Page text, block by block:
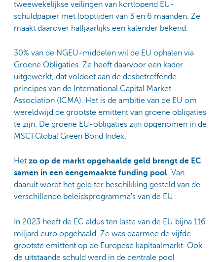
tweewekelijkse veilingen van kortlopend EU-
schuldpapier met looptijden van 3 en 6 maanden. Ze
maakt daarover halfjaarlijks een kalender bekend.
30% van de NGEU-middelen wil de EU ophalen via
Groene Obligaties. Ze heeft daarvoor een kader
uitgewerkt, dat voldoet aan de desbetreffende
principes van de International Capital Market
Association (ICMA). Het is de ambitie van de EU om
wereldwijd de grootste emittent van groene obligaties
te zijn. De groene EU-obligaties zijn opgenomen in de
MSCI Global Green Bond Index.
Het zo op de markt opgehaalde geld brengt de EC
samen in een eengemaakte funding pool. Van
daaruit wordt het geld ter beschikking gesteld van de
verschillende beleidsprogramma's van de EU.
In 2023 heeft de EC aldus ten laste van de EU bijna 116
miljard euro opgehaald. Ze was daarmee de vijfde
grootste emittent op de Europese kapitaalmarkt. Ook
de uitstaande schuld werd in de centrale pool